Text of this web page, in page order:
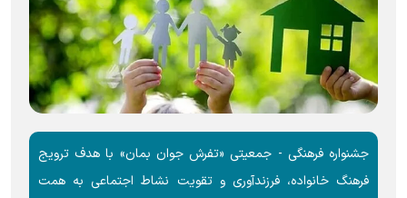
جشنواره فرهنگی - جمعیتی «تفرش جوان بمان» با هدف ترویج
فرهنگ خانواده، فرزندآوری و تقویت نشاط اجتماعی به همت